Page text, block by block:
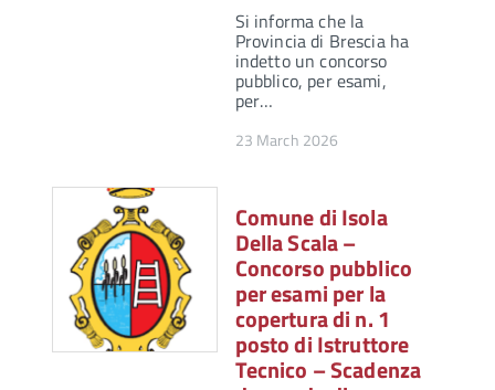
Si informa che la
Provincia di Brescia ha
indetto un concorso
pubblico, per esami,
per…
23 March 2026
Comune di Isola
Della Scala –
Concorso pubblico
per esami per la
copertura di n. 1
posto di Istruttore
Tecnico – Scadenza